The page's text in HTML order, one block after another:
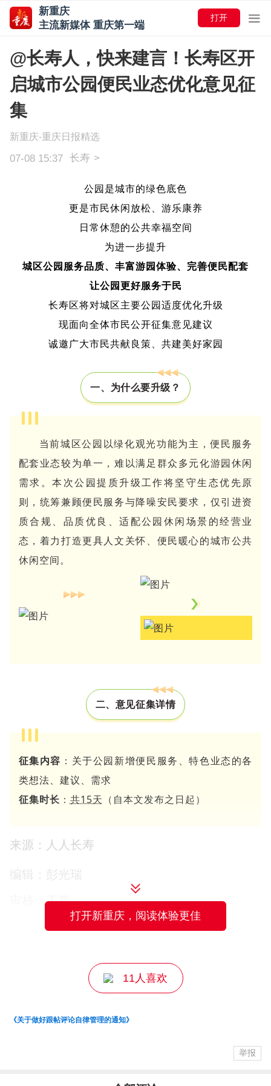
新重庆
主流新媒体 重庆第一端
打开
@长寿人，快来建言！长寿区开
启城市公园便民业态优化意见征
集
新重庆-重庆日报精选
07-08 15:37 长寿 >
公园是城市的绿色底色
更是市民休闲放松、游乐康养
日常休憩的公共幸福空间
为进一步提升
城区公园服务品质、丰富游园体验、完善便民配套
让公园更好服务于民
长寿区将对城区主要公园适度优化升级
现面向全体市民公开征集意见建议
诚邀广大市民共献良策、共建美好家园
一、为什么要升级？
当前城区公园以绿化观光功能为主，便民服务
配套业态较为单一，难以满足群众多元化游园休闲
需求。本次公园提质升级工作将坚守生态优先原
则，统筹兼顾便民服务与降噪安民要求，仅引进资
质合规、品质优良、适配公园休闲场景的经营业
态，着力打造更具人文关怀、便民暖心的城市公共
休闲空间。
二、意见征集详情
征集内容 ：关于公园新增便民服务、特色业态的各
类想法、建议、需求
征集时长 ： 共15天 （自本文发布之日起）
本次意见征集开通线上扫码专属通道，操作简单、
：扫描下方二维码，即可直接填写意见建
议表单，提交您的宝贵想法。
来源：人人长寿
编辑：彭光瑞
审核：王萃
主编：王成
打开新重庆，阅读体验更佳
11人喜欢
《关于做好跟帖评论自律管理的通知》
举报